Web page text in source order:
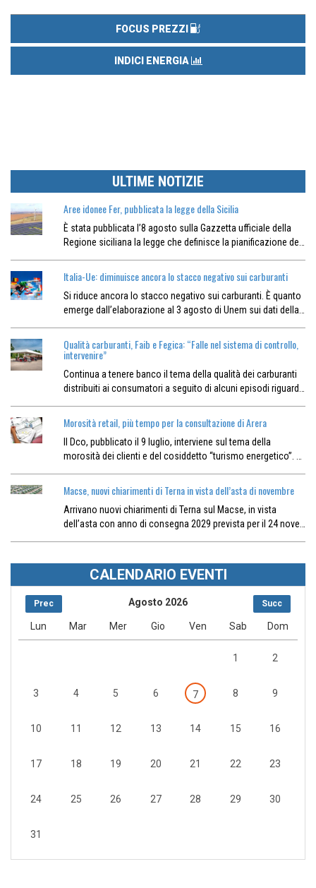
FOCUS PREZZI
INDICI ENERGIA
ULTIME NOTIZIE
Aree idonee Fer, pubblicata la legge della Sicilia
È stata pubblicata l’8 agosto sulla Gazzetta ufficiale della
Regione siciliana la legge che definisce la pianificazione de…
Italia-Ue: diminuisce ancora lo stacco negativo sui carburanti
Si riduce ancora lo stacco negativo sui carburanti. È quanto
emerge dall’elaborazione al 3 agosto di Unem sui dati della…
Qualità carburanti, Faib e Fegica: “Falle nel sistema di controllo,
intervenire”
Continua a tenere banco il tema della qualità dei carburanti
distribuiti ai consumatori a seguito di alcuni episodi riguard…
Morosità retail, più tempo per la consultazione di Arera
Il Dco, pubblicato il 9 luglio, interviene sul tema della
morosità dei clienti e del cosiddetto “turismo energetico”. …
Macse, nuovi chiarimenti di Terna in vista dell’asta di novembre
Arrivano nuovi chiarimenti di Terna sul Macse, in vista
dell’asta con anno di consegna 2029 prevista per il 24 nove…
CALENDARIO EVENTI
Prec Succ
Agosto 2026
Lun Mar Mer Gio Ven Sab Dom
1 2
3 4 5 6 7 8 9
10 11 12 13 14 15 16
17 18 19 20 21 22 23
24 25 26 27 28 29 30
31